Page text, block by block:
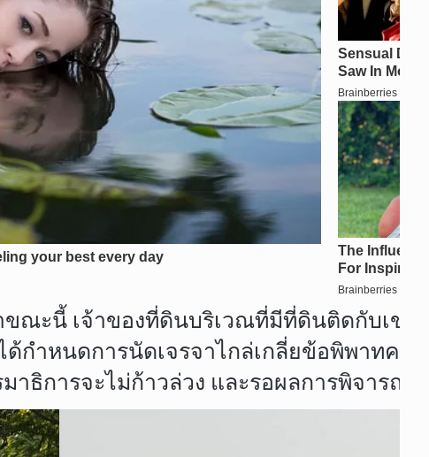
ณะนี้ เจ้าของที่ดินบริเวณที่มีที่ดินติดกับเข
ำหนดการนัดเจรจาไกล่เกลี่ยข้อพิพาทครั้
ธิการจะไม่ก้าวล่วง และรอผลการพิจารณ